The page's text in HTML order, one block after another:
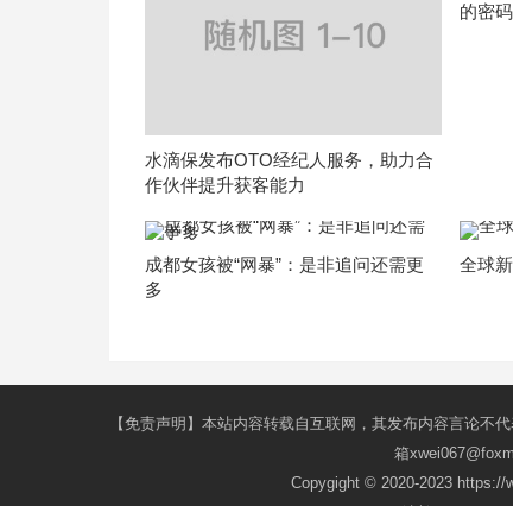
水滴保发布OTO经纪人服务，助力合
作伙伴提升获客能力
的密
成都女孩被“网暴”：是非追问还需更
多
全球
【免责声明】本站内容转载自互联网，其发布内容言论不
箱
Copygight © 2020-2023 https://